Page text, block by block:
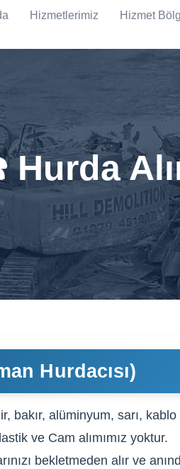
Hizmetlerimiz Hizmet
Hurdacısı)
bakır, alüminyum, sarı, kablo
ve Cam alımımız yoktur.
bekletmeden alır ve